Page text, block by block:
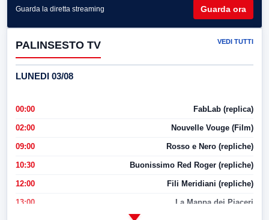
Guarda la diretta streaming Guarda ora
PALINSESTO TV VEDI TUTTI
LUNEDI 03/08
00:00 FabLab (replica)
02:00 Nouvelle Vouge (Film)
09:00 Rosso e Nero (repliche)
10:30 Buonissimo Red Roger (repliche)
12:00 Fili Meridiani (repliche)
13:00 La Mappa dei Piaceri